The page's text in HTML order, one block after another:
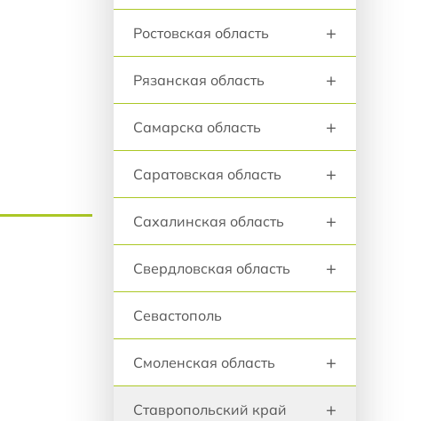
Ростовская область +
Рязанская область +
Самарска область +
Саратовская область +
Сахалинская область +
Свердловская область +
Севастополь
Смоленская область +
Ставропольский край +